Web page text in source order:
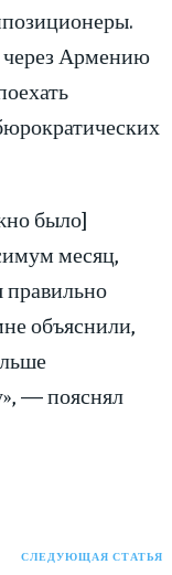
через Армению
было]
месяц,
правильно
объяснили,
— пояснял
СЛЕДУЮЩАЯ СТАТЬЯ